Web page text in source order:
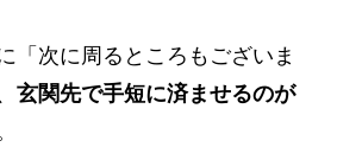
「次に周るところもございま
玄関先で手短に済ませるのが